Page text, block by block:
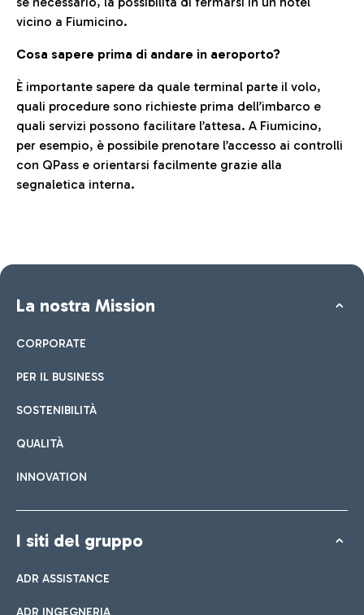
vicino a Fiumicino.
Cosa sapere prima di andare in aeroporto?
È importante sapere da quale terminal parte il volo,
quali procedure sono richieste prima dell’imbarco e
quali servizi possono facilitare l’attesa. A Fiumicino,
per esempio, è possibile prenotare l’accesso ai controlli
con QPass e orientarsi facilmente grazie alla
segnaletica interna.
La nostra Mission
CORPORATE
PER IL BUSINESS
SOSTENIBILITÀ
QUALITÀ
INNOVATION
I siti del gruppo
ADR ASSISTANCE
ADR INGEGNERIA